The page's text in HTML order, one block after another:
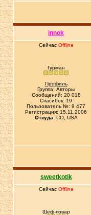
innok
Сейчас Offline
Гурман
Профиль
Группа: Авторы
Сообщений: 20 018
Спасибок: 19
Пользователь №: 9 477
Регистрация: 15.11.2006
Откуда:CO, USA
sweetkotik
Сейчас Offline
Шеф-повар